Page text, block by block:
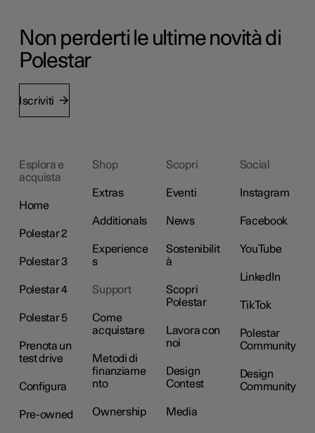
Non perderti le ultime novità di
Polestar
Iscriviti
Esplora e
acquista
Home
Polestar 2
Polestar 3
Polestar 4
Polestar 5
Prenota un
test drive
Configura
Pre-owned
Shop
Extras
Additionals
Experience
s
Support
Come
acquistare
Metodi di
finanziame
nto
Ownership
Scopri
Eventi
News
Sostenibilit
à
Scopri
Polestar
Lavora con
noi
Design
Contest
Media
Social
Instagram
Facebook
YouTube
LinkedIn
TikTok
Polestar
Community
Design
Community